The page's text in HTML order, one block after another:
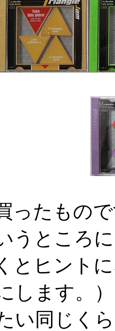
ったもの
うところ
とヒント
します。
い同じく